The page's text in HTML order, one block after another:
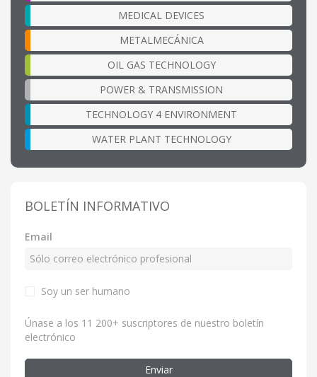
MEDICAL DEVICES
METALMECÁNICA
OIL GAS TECHNOLOGY
POWER & TRANSMISSION
TECHNOLOGY 4 ENVIRONMENT
WATER PLANT TECHNOLOGY
BOLETÍN INFORMATIVO
Email
Soy un ser humano
Únase a los 11 200+ suscriptores de nuestro boletín
electrónico
Enviar